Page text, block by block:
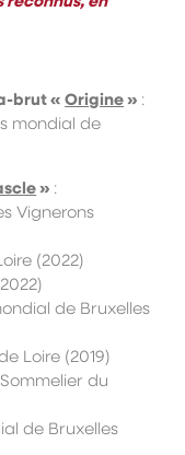
brut « Origine » :
mondial de
» :
Vignerons
(2022)
de Bruxelles
Loire (2019)
du
de Bruxelles